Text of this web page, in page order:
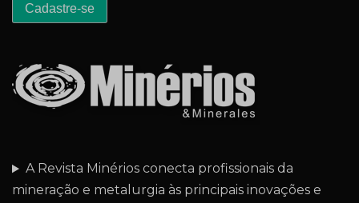
A Revista Minérios conecta profissionais da
mineração e metalurgia às principais inovações e